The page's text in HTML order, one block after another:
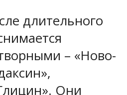
длительного
– «Ново-
Они